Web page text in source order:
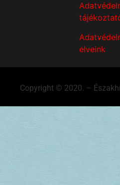
elveink
Copyright © 2020. –